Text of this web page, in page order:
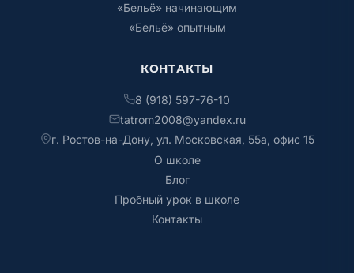
«Бельё» начинающим
«Бельё» опытным
КОНТАКТЫ
8 (918) 597-76-10
tatrom2008@yandex.ru
г. Ростов-на-Дону, ул. Московская, 55а, офис 15
О школе
Блог
Пробный урок в школе
Контакты